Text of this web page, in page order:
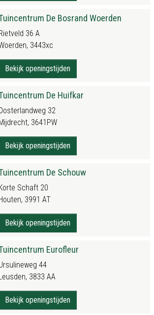
De Bosrand Woerden
36 A
3443xc
Bekijk openingstijden
De Huifkar
32
3641PW
Bekijk openingstijden
De Schouw
Schaft 20
3991 AT
Bekijk openingstijden
Eurofleur
44
3833 AA
Bekijk openingstijden